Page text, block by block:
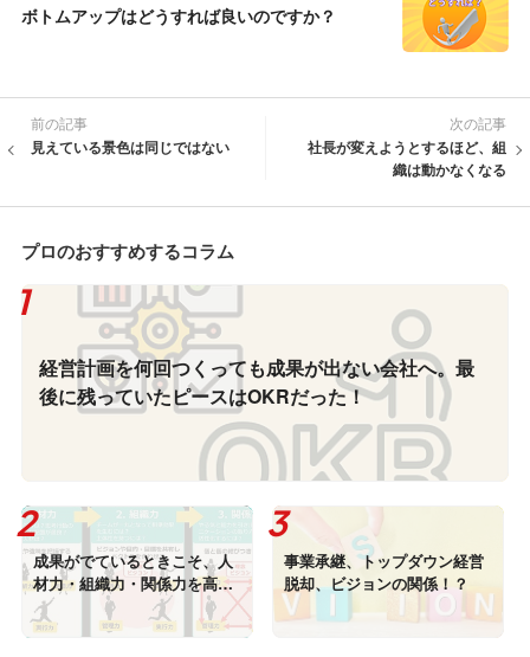
ボトムアップはどうすれば良いのですか？
前の記事
見えている景色は同じではない
次の記事
社長が変えようとするほど、組
織は動かなくなる
プロのおすすめするコラム
経営計画を何回つくっても成果が出ない会社へ。最
後に残っていたピースはOKRだった！
成果がでているときこそ、人
材力・組織力・関係力を高め
る
事業承継、トップダウン経営
脱却、ビジョンの関係！？